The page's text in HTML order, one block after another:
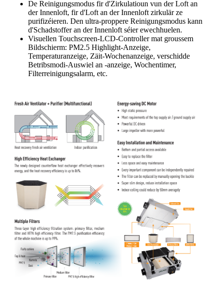
De Reinigungsmodus fir d'Zirkulatioun vun der Loft an
der Innenloft, fir d'Loft an der Innenloft zirkulär ze
purifizéieren. Den ultra-proppere Reinigungsmodus kann
d'Schadstoffer an der Innenloft séier ewechhuelen.
Visuellen Touchscreen-LCD-Controller mat groussem
Bildschierm: PM2.5 Highlight-Anzeige,
Temperaturanzeige, Zäit-Wochenanzeige, verschidde
Betribsmodi-Auswiel an -anzeige, Wochentimer,
Filterreinigungsalarm, etc.